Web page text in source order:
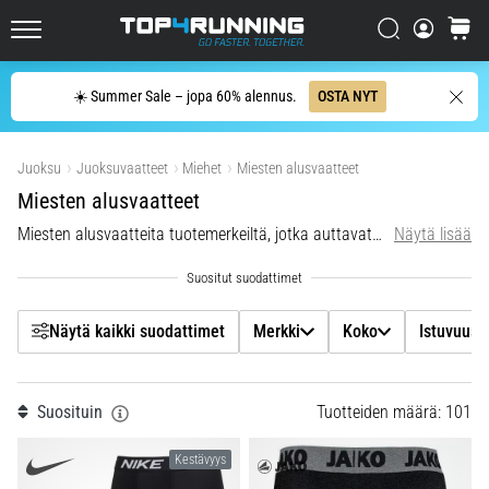
☀️ Summer Sale – jopa 60% alennus. OSTA NYT
Etsi
pehmustettuihin
maantie-
5. 8. 2026
7 min. luetaan
Yleisimmät
syyt
juoksun
aikana
ja
sen
Polvikipu
Juoksu Juoksuvaatteet Miehet Miesten alusvaatteet
Miesten alusvaatteet
Miesten alusvaatteita tuotemerkeiltä, jotka auttavat sinua saavuttamaan haluamasi tulokset. Näytä lisää
Näytä kaikki suodattimet Merkki Koko Istuvuus
Filtr
Koko
Istuvuus
Väri
Suosituin Tuotteiden määrä: 101
Kestävyys